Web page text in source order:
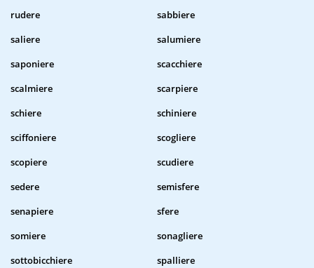
rudere
sabbiere
saliere
salumiere
saponiere
scacchiere
scalmiere
scarpiere
schiere
schiniere
sciffoniere
scogliere
scopiere
scudiere
sedere
semisfere
senapiere
sfere
somiere
sonagliere
sottobicchiere
spalliere